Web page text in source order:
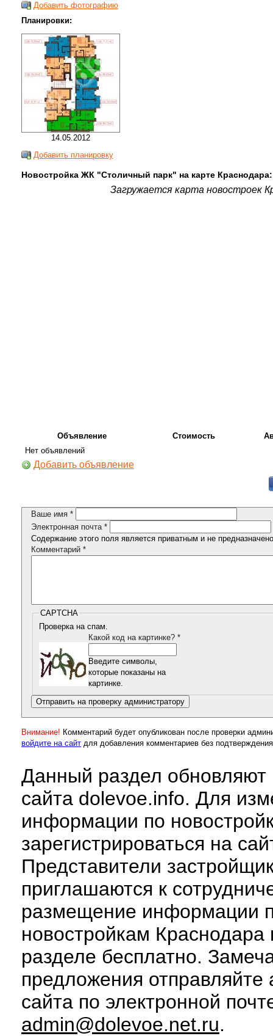
Добавить фотографию
Планировки:
14.05.2012
Добавить планировку
Новостройка ЖК "Столичный парк" на карте Краснодара:
Загружается карта новостроек
Объявление Стоимость
Нет объявлений
Добавить объявление
Ваше имя *
Электронная почта *
Содержание этого поля является приватным и не
Комментарий *
CAPTCHA
Проверка на спам.
Какой код на картинке? *
Введите символы,
которые показаны на
картинке.
Внимание! Комментарий будет опубликован после проверки
войдите на сайт для добавления комментариев без
Данный раздел обновляют
сайта dolevoe.info. Для
информации по
зарегистрироваться на
Представители
приглашаются к
размещение информации
новостройкам
разделе бесплатно.
предложения отправляйте
сайта по электронной
admin@dolevoe.net.ru.